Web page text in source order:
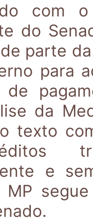
com
do
parte
para
da
texto
e
MP